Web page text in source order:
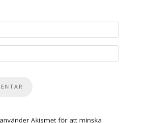
Akismet för att minska